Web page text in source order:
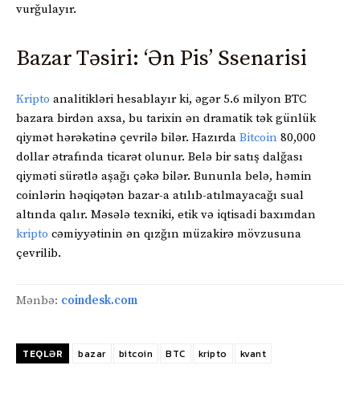
vurğulayır.
Bazar Təsiri: ‘Ən Pis’ Ssenarisi
Kripto analitikləri hesablayır ki, əgər 5.6 milyon BTC
bazara birdən axsa, bu tarixin ən dramatik tək günlük
qiymət hərəkətinə çevrilə bilər. Hazırda Bitcoin 80,000
dollar ətrafında ticarət olunur. Belə bir satış dalğası
qiyməti sürətlə aşağı çəkə bilər. Bununla belə, həmin
coinlərin həqiqətən bazar-a atılıb-atılmayacağı sual
altında qalır. Məsələ texniki, etik və iqtisadi baxımdan
kripto cəmiyyətinin ən qızğın müzakirə mövzusuna
çevrilib.
Mənbə: coindesk.com
TEQLƏR bazar bitcoin BTC kripto kvant